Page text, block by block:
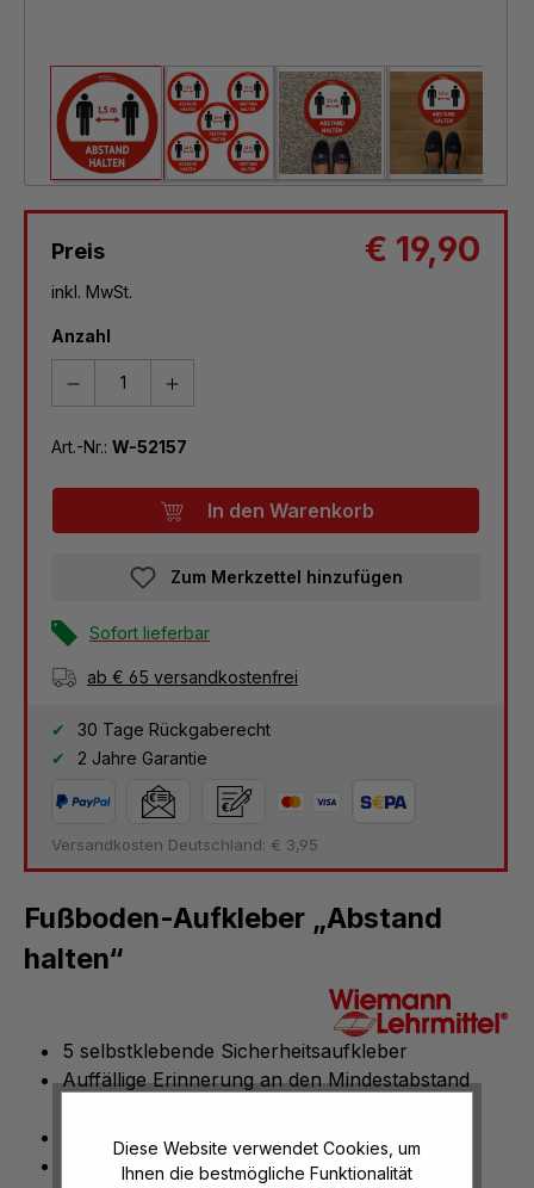
Preis € 19,90
inkl. MwSt.
Anzahl
Art.-Nr.: W-52157
In den Warenkorb
Zum Merkzettel hinzufügen
Sofort lieferbar
ab € 65 versandkostenfrei
30 Tage Rückgaberecht
2 Jahre Garantie
Versandkosten Deutschland: € 3,95
Fußboden-Aufkleber „Abstand
halten“
5 selbstklebende Sicherheitsaufkleber
Auffällige Erinnerung an den Mindestabstand
Maße: Ø 30 cm
Farben: Rot, Weiß
Diese Website verwendet Cookies, um
Ihnen die bestmögliche Funktionalität